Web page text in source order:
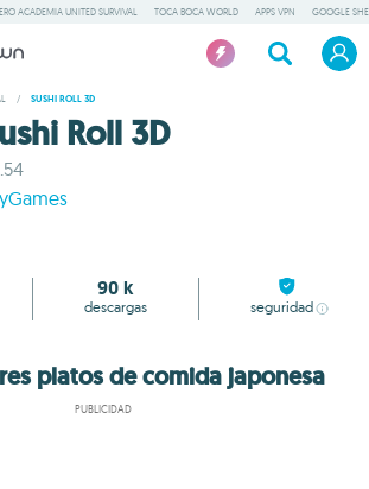
ACADEMIA UNITED SURVIVAL TOCA BOCA WORLD APPS VPN GOOGLE
/ SUSHI ROLL 3D
Roll 3D
90 k
descargas seguridad
platos de comida japonesa
PUBLICIDAD